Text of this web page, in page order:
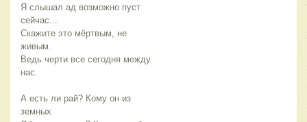
Я слышал ад возможно пуст
сейчас...
Скажите это мёртвым, не
живым.
Ведь черти все сегодня между
нас.
А есть ли рай? Кому он из
земных